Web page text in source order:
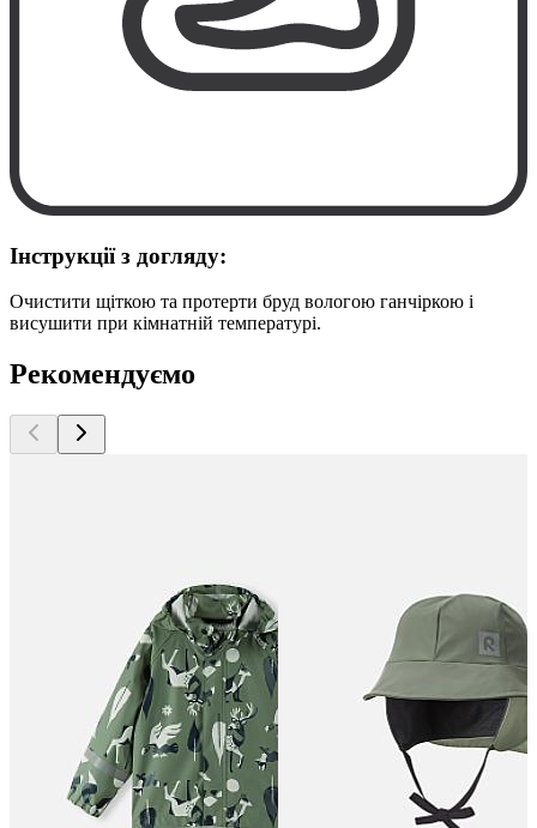
Інструкції з догляду:
Очистити щіткою та протерти бруд вологою ганчіркою і
висушити при кімнатній температурі.
Рекомендуємо